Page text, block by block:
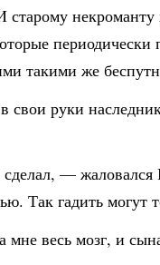
некроманту
периодически
такими же
свои руки
—
Так гадить
весь мозг, и